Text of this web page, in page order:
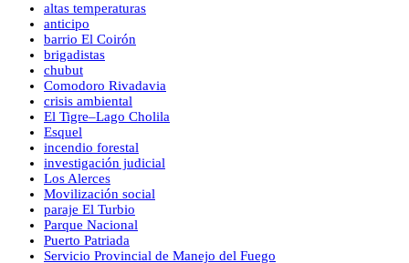
altas temperaturas
anticipo
barrio El Coirón
brigadistas
chubut
Comodoro Rivadavia
crisis ambiental
El Tigre–Lago Cholila
Esquel
incendio forestal
investigación judicial
Los Alerces
Movilización social
paraje El Turbio
Parque Nacional
Puerto Patriada
Servicio Provincial de Manejo del Fuego